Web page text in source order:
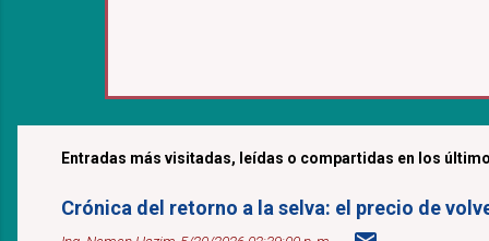
Entradas más visitadas, leídas o compartidas en los
Crónica del retorno a la selva: el precio de